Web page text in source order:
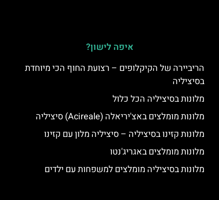
איפה לישון?
הריביירה של הקיקלופים – רצועת החוף הכי מיוחדת
בסיציליה
מלונות בסיציליה הכל כלול
מלונות מומלצים באצ'יריאלה (Acireale) סיציליה
מלונות קזינו בסיציליה – סיציליה מלון עם קזינו
מלונות מומלצים באגריג'נטו
מלונות בסיציליה מומלצים למשפחות עם ילדים